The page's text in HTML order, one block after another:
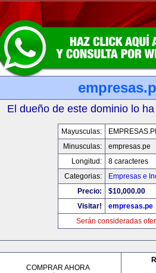
El dueño de este dominio lo
Mayusculas:
Minusculas:
empresas.pe
Longitud:
8 caracteres
Categorias:
Empresas e
Precio:
$10,000.00
Visitar!
empresas.pe
Serán consideradas
COMPRAR AHORA